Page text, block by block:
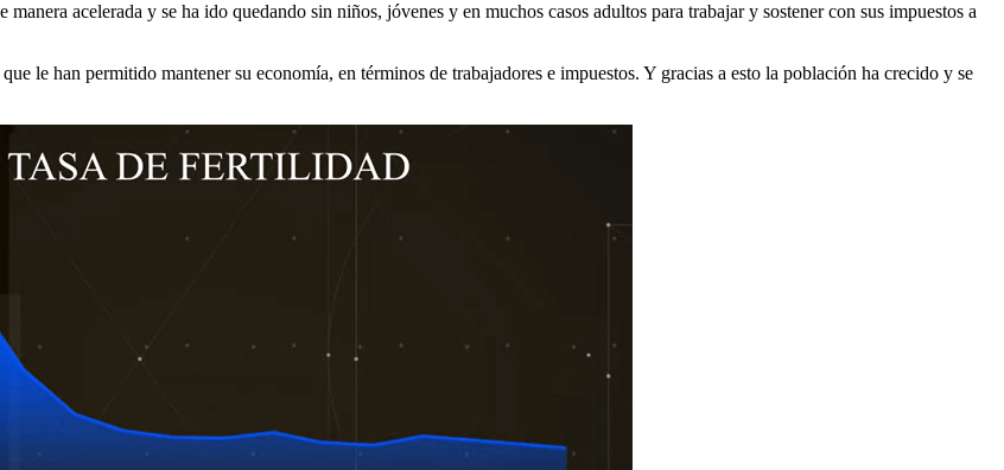
manera acelerada y se ha ido quedando sin niños, jóvenes y en muchos casos adultos para trabajar y sostener con sus impuestos a
le han permitido mantener su economía, en términos de trabajadores e impuestos. Y gracias a esto la población ha crecido y se